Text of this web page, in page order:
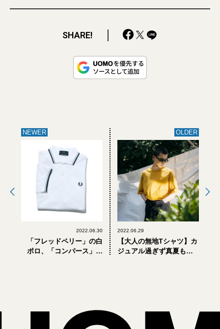
SHARE!
NEWER
2022.06.30
「フレッドペリー」の白
ポロ、「コンバース」の
OLDER
2022.06.29
【大人の無地Tシャツ】カ
ジュアル過ぎず真夏も快